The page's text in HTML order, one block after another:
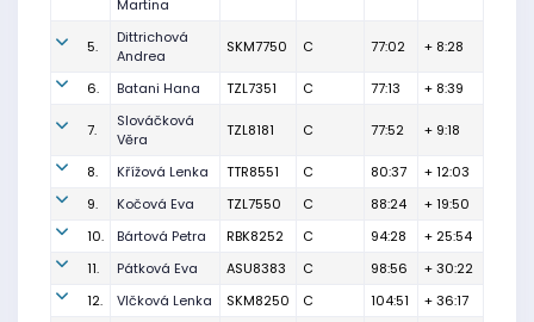
Martina
5.
Dittrichová
Andrea
SKM7750 C 77:02 + 8:28
6. Batani Hana TZL7351 C 77:13 + 8:39
7.
Slováčková
Věra
TZL8181 C 77:52 + 9:18
8. Křížová Lenka TTR8551 C 80:37
+ 12:03
9.
Kočová Eva TZL7550 C 88:24
+ 19:50
10.
Bártová Petra RBK8252 C 94:28
+ 25:54
11.
Pátková Eva ASU8383 C 98:56
+ 30:22
12.
Vlčková Lenka SKM8250 C 104:51 + 36:17